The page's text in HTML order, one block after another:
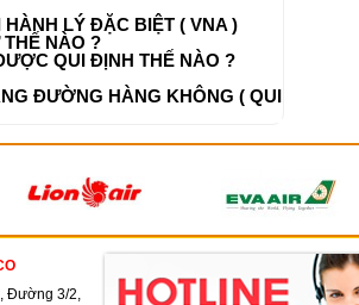
LÝ ĐẶC BIỆT ( VNA )
NÀO ?
QUI ĐỊNH THẾ NÀO ?
ĐƯỜNG HÀNG KHÔNG ( QUI
Đường 3/2,